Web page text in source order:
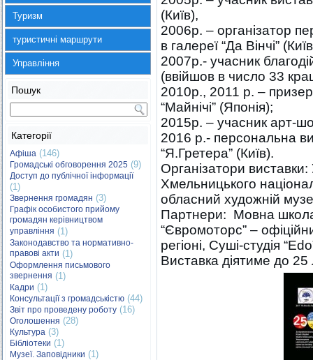
Туризм
туристичні маршрути
Управління
Пошук
Категорії
Афіша (146)
Громадські обговорення 2025 (9)
Доступ до публічної інформації
(1)
Звернення громадян (3)
Графік особистого прийому
громадян керівництвом
управління (1)
Законодавство та нормативно-
правові акти (1)
Оформлення письмового
звернення (1)
Кадри (1)
Консультації з громадськістю (44)
Звіт про проведену роботу (16)
Оголошення (28)
Культура (3)
Бібліотеки (1)
Музеї. Заповідники (1)
(Київ),
2006р. – організатор
в галереї “Да Вінчі”
2007р.- учасник
(ввійшов в число 33
2010р., 2011 р. – призер
“Майнічі” (Японія);
2015р. – учасник арт-
2016 р.- персональна
“Я.Гретера” (Київ).
Організатори
Хмельницького
обласний художній
Партнери: Мовна школа
“Євромоторс” –
регіоні, Суші-студія
Виставка діятиме до 25